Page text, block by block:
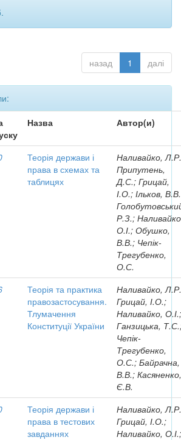
назад 1 далі
Назва Автор(и)
Теорія держави і
права в схемах та
таблицях
Наливайко,
Припутень,
Д.С.; Грицай,
І.О.; Ільков,
Р.З.;
О.І.; Обушко,
В.В.; Чепік-
Трегубенко,
О.С.
Теорія та практика
правозастосування.
Тлумачення
Конституції України
Наливайко,
Грицай, І.О.;
Наливайко, О.І.;
Ганзицька,
Чепік-
Трегубенко,
О.С.; Байрачна,
В.В.; Касяненко,
Є.В.
Теорія держави і
права в тестових
завданнях
Наливайко,
Грицай, І.О.;
Наливайко, О.І.;